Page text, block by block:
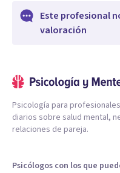
Este profesional
valoración
Psicología para
diarios sobre salud mental,
relaciones de pareja.
Psicólogos con los que